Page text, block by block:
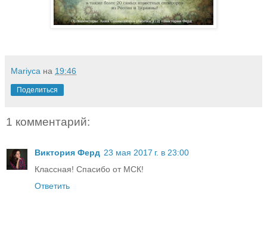
Mariyca на 19:46
Поделиться
1 комментарий:
Виктория Ферд 23 мая 2017 г. в 23:00
Классная! Спасибо от МСК!
Ответить